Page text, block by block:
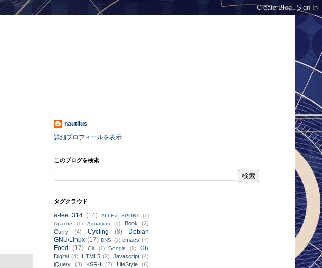
nautilus
詳細プロフィールを表示
このブログを検索
タグクラウド
a-lee 314 (14) ALLEZ SPORT
(1)
Apache
(1) Aquarium (1) Book
(2)
Curry
(4) Cycling (8)
Debian
GNU/Linux (17) DNS (1) emacs (7)
Food (17) Git (1) Google (1)
GR
Digital (4) HTML5 (2) Javascript (4)
jQuery
(3) KSR-I (2) LifeStyle (6)